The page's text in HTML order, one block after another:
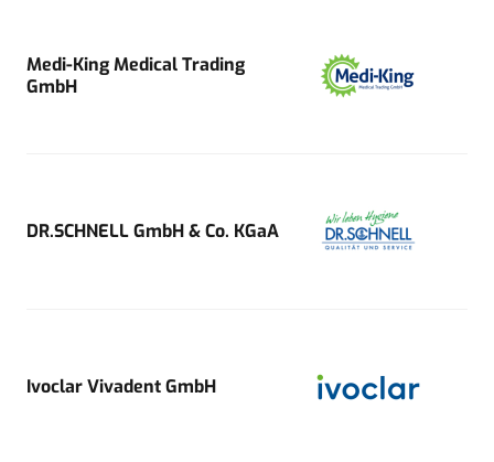
Medi-King Medical Trading
GmbH
DR.SCHNELL GmbH & Co. KGaA
Ivoclar Vivadent GmbH